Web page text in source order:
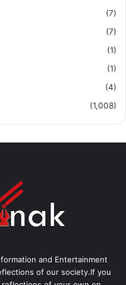
(7)
(7)
(1)
(1)
(4)
(1,008)
and Entertainment
of our society.If you